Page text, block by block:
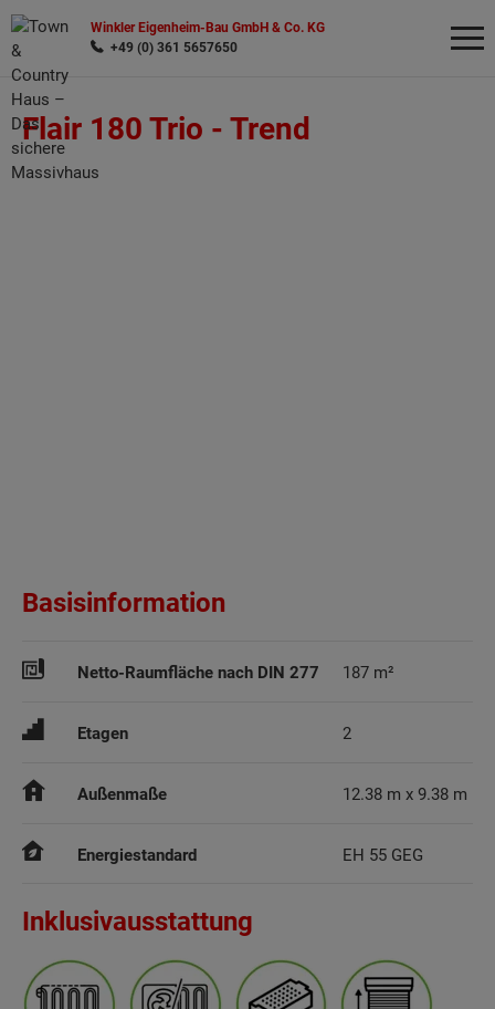
Winkler Eigenheim-Bau GmbH & Co. KG
+49 (0) 361 5657650
Flair 180 Trio - Trend
Basisinformation
Netto-Raumfläche nach DIN 277 187 m²
Etagen 2
Außenmaße 12.38 m x 9.38 m
Energiestandard EH 55 GEG
Inklusivausstattung
Wonach möchten Sie suchen?